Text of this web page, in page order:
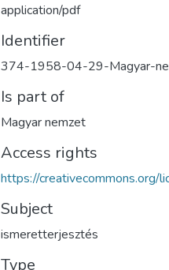
application/pdf
Identifier
374-1958-04-29-Magyar-
Is part of
Magyar nemzet
Access rights
https://creativecommons.org/
Subject
ismeretterjesztés
Type